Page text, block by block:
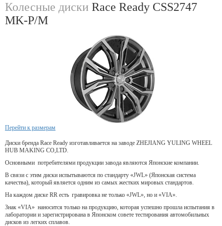
Колесные диски Race Ready CSS2747
MK-P/M
Перейти к размерам
Диски бренда Race Ready изготавливается на заводе ZHEJIANG YULING WHEEL
HUB MAKING CO,LTD.
Основными потребителями продукции завода являются Японские компании.
В связи с этим диски испытываются по стандарту «JWL» (Японская система
качества), который является одним из самых жестких мировых стандартов.
На каждом диске RR есть гравировка не только «JWL», но и «VIA».
Знак «VIA» наносится только на продукцию, которая успешно прошла испытания в
лаборатории и зарегистрирована в Японском совете тестирования автомобильных
дисков из легких сплавов.